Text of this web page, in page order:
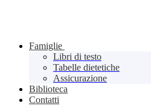
Famiglie
Libri di testo
Tabelle dietetiche
Assicurazione
Biblioteca
Contatti